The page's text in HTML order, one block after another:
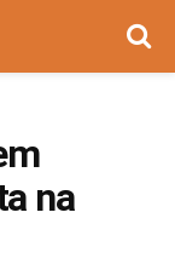
na